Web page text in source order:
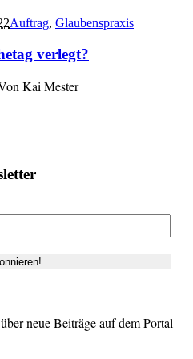
Auftrag, Glaubenspraxis
verlegt?
Kai Mester
neue Beiträge auf dem Portal